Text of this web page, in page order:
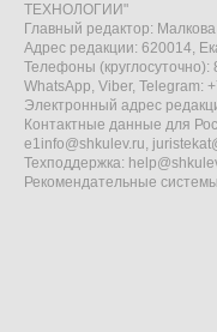
ТЕХНОЛОГИИ"
Главный редактор:
Адрес редакции: 620014,
Телефоны
WhatsApp, Viber, Telegram:
Электронный адрес
Контактные данные для
e1info@shkulev.ru,
Техподдержка:
Рекомендательные системы